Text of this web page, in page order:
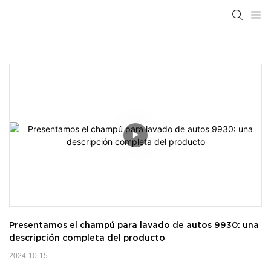
Presentamos el champú para lavado de autos 9930: una
descripción completa del producto
2024-10-15